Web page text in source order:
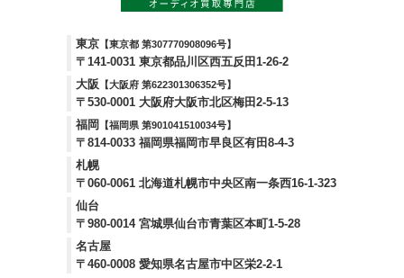
東京 【東京都 第307770908096号】
〒141-0031 東京都品川区西五反田1-26-2
大阪
【大阪府 第622301306352号】
〒530-0001 大阪府大阪市北区梅田2-5-13
福岡
【福岡県 第901041510034号】
〒814-0033 福岡県福岡市早良区有田8-4-3
札幌
〒060-0061 北海道札幌市中央区南一条西16-1-323
仙台
〒980-0014 宮城県仙台市青葉区本町1-5-28
名古屋
〒460-0008 愛知県名古屋市中区栄2-2-1